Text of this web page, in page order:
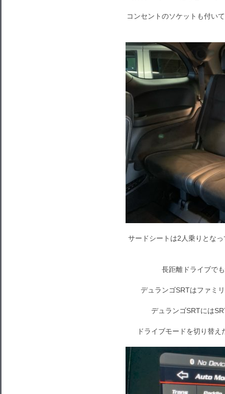
コンセントのソケットも付い
サードシートは2人乗りとな
長距離ドライブで
デュランゴSRTはファミ
デュランゴSRTには
ドライブモードを切り替